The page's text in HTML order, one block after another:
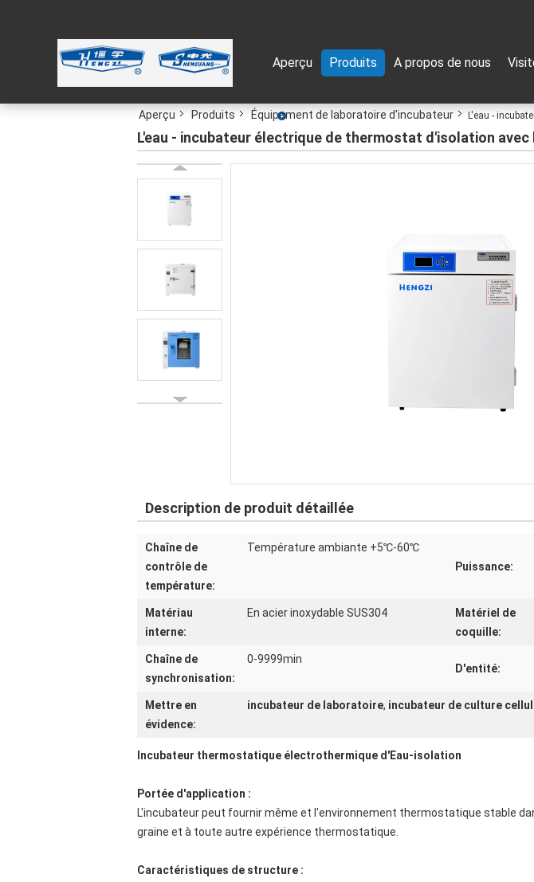
Aperçu Produits A propos de nous
Aperçu Produits Équipement de laboratoire d'incubateur L'eau -
L'eau - incubateur électrique de thermostat d'isolation
Description de produit détaillée
Chaîne de
contrôle de
température:
Température ambiante +5℃-60℃
Puissance:
Matériau
interne:
En acier inoxydable SUS304
Matériel de
coquille:
Chaîne de
synchronisation:
0-9999min
D'entité:
Mettre en
évidence:
incubateur de laboratoire, incubateur de culture
Incubateur thermostatique électrothermique d'Eau-isolation
Portée d'application :
L'incubateur peut fournir même et l'environnement thermostatique stable
graine et à toute autre expérience thermostatique.
Caractéristiques de structure :